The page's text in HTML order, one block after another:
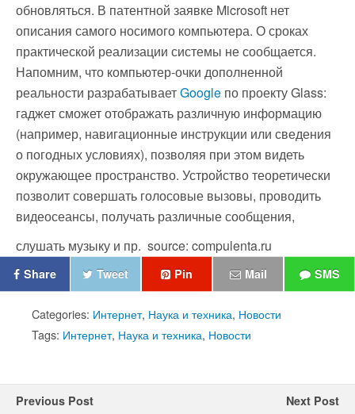
обновляться. В патентной заявке Microsoft нет
описания самого носимого компьютера. О сроках
практической реализации системы не сообщается.
Напомним, что компьютер-очки дополненной
реальности разрабатываетGoogle по проекту Glass:
гаджет сможет отображать различную информацию
(например, навигационные инструкции или сведения
о погодных условиях), позволяя при этом видеть
окружающее пространство. Устройство теоретически
позволит совершать голосовые вызовы, проводить
видеосеансы, получать различные сообщения,
слушать музыку и пр. source: compulenta.ru
Share Tweet Pin Mail SMS
Categories: Интернет, Наука и техника, Новости
Tags: Интернет, Наука и техника, Новости
Previous Post Next Post